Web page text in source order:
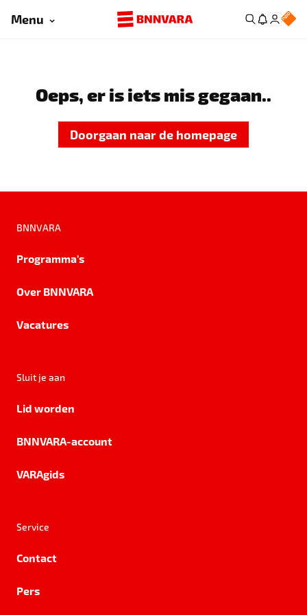
Menu
Oeps, er is iets mis gegaan..
Doorgaan naar de homepage
BNNVARA
Programma's
Over BNNVARA
Vacatures
Sluit je aan
Lid worden
BNNVARA-account
VARAgids
Service
Contact
Pers